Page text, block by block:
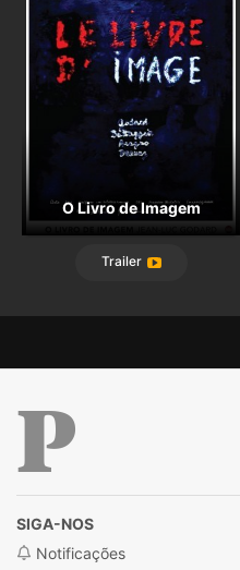
O Livro de Imagem
Trailer
SIGA-NOS
Notificações